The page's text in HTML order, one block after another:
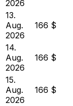
2026
13.
Aug.
2026
166 $
14.
Aug.
2026
166 $
15.
Aug.
2026
166 $